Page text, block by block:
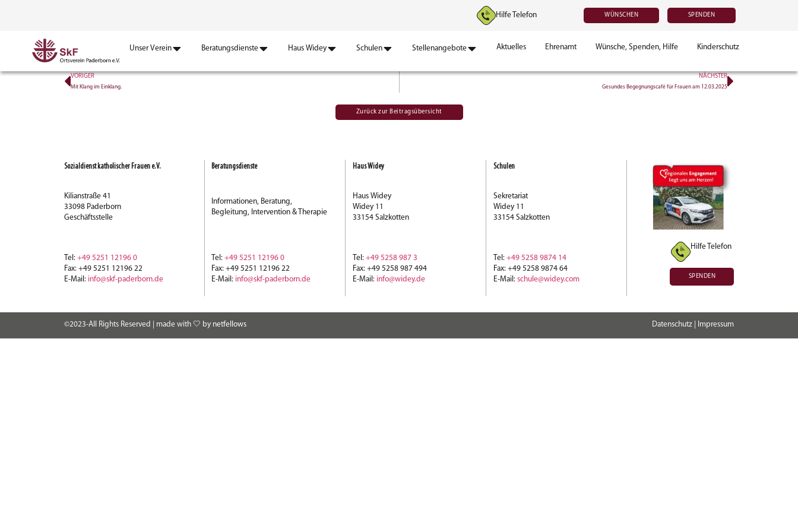
Hilfe Telefon WÜNSCHEN SPENDEN
Unser Verein Beratungsdienste Haus Widey Schulen Stellenangebote Aktuelles Ehrenamt Wünsche, Spenden, Hilfe Kinderschutz
VORIGER
Mit Klang im Einklang.
NÄCHSTER
Gesundes Begegnungscafé für Frauen am 12.03.2025
Zurück zur Beitragsübersicht
Sozialdienst katholischer Frauen e.V.
Kilianstraße 41
33098 Paderborn
Geschäftsstelle
Tel: +49 5251 12196 0
Fax: +49 5251 12196 22
E-Mail: info@skf-paderborn.de
Beratungsdienste
Informationen, Beratung,
Begleitung, Intervention & Therapie
Tel:+49 5251 12196 0
Fax: +49 5251 12196 22
E-Mail: info@skf-paderborn.de
Haus Widey
Haus Widey
Widey 11
33154 Salzkotten
Tel: +49 5258 987 3
Fax: +49 5258 987 494
E-Mail: info@widey.de
Schulen
Sekretariat
Widey 11
33154 Salzkotten
Tel: +49 5258 9874 14
Fax: +49 5258 9874 64
E-Mail: schule@widey.com
Hilfe Telefon
SPENDEN
©2023-All Rights Reserved | made with 🤍 by netfellows Datenschutz Impressum